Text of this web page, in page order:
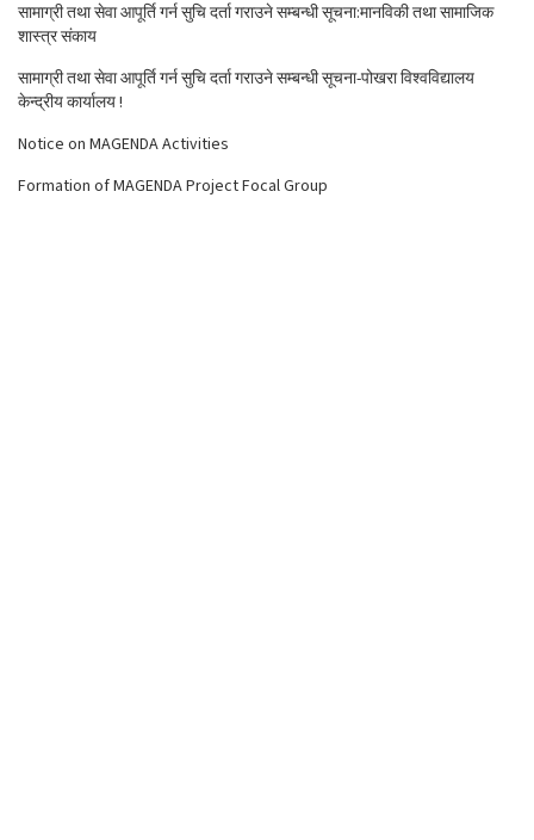
सामाग्री तथा सेवा आपूर्ति गर्न सुचि दर्ता गराउने सम्बन्धी सूचना:मानविकी तथा सामाजिक
शास्त्र संकाय
सामाग्री तथा सेवा आपूर्ति गर्न सुचि दर्ता गराउने सम्बन्धी सूचना-पोखरा विश्वविद्यालय
केन्द्रीय कार्यालय !
Notice on MAGENDA Activities
Formation of MAGENDA Project Focal Group